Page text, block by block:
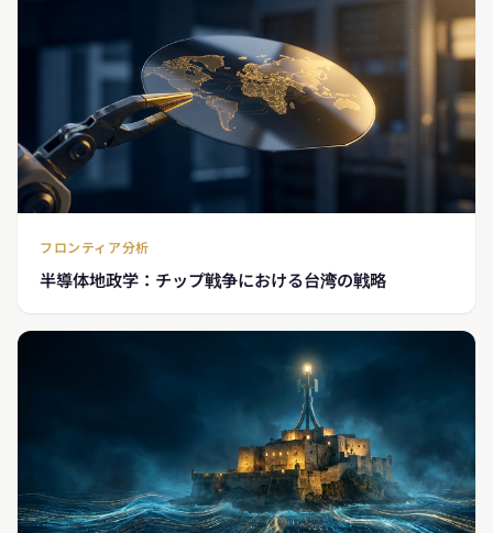
フロンティア分析
半導体地政学：チップ戦争における台湾の戦略